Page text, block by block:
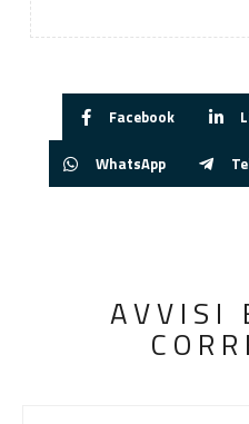
Facebook
WhatsApp
AVVISI